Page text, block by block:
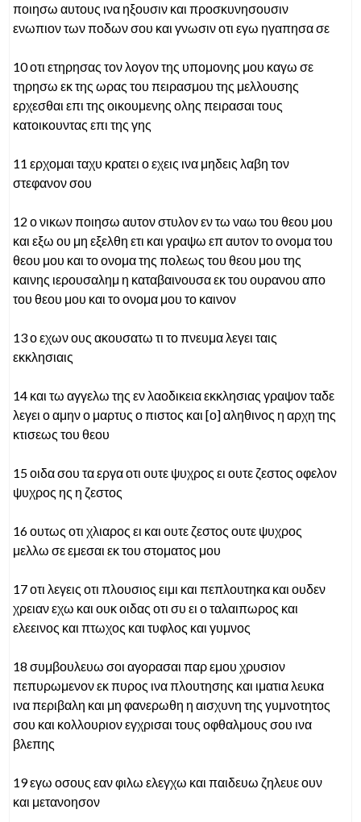
ποιησω αυτους ινα ηξουσιν και προσκυνησουσιν
ενωπιον των ποδων σου και γνωσιν οτι εγω ηγαπησα σε
10 οτι ετηρησας τον λογον της υπομονης μου καγω σε
τηρησω εκ της ωρας του πειρασμου της μελλουσης
ερχεσθαι επι της οικουμενης ολης πειρασαι τους
κατοικουντας επι της γης
11 ερχομαι ταχυ κρατει ο εχεις ινα μηδεις λαβη τον
στεφανον σου
12 ο νικων ποιησω αυτον στυλον εν τω ναω του θεου μου
και εξω ου μη εξελθη ετι και γραψω επ αυτον το ονομα του
θεου μου και το ονομα της πολεως του θεου μου της
καινης ιερουσαλημ η καταβαινουσα εκ του ουρανου απο
του θεου μου και το ονομα μου το καινον
13 ο εχων ους ακουσατω τι το πνευμα λεγει ταις
εκκλησιαις
14 και τω αγγελω της εν λαοδικεια εκκλησιας γραψον ταδε
λεγει ο αμην ο μαρτυς ο πιστος και [ο] αληθινος η αρχη της
κτισεως του θεου
15 οιδα σου τα εργα οτι ουτε ψυχρος ει ουτε ζεστος οφελον
ψυχρος ης η ζεστος
16 ουτως οτι χλιαρος ει και ουτε ζεστος ουτε ψυχρος
μελλω σε εμεσαι εκ του στοματος μου
17 οτι λεγεις οτι πλουσιος ειμι και πεπλουτηκα και ουδεν
χρειαν εχω και ουκ οιδας οτι συ ει ο ταλαιπωρος και
ελεεινος και πτωχος και τυφλος και γυμνος
18 συμβουλευω σοι αγορασαι παρ εμου χρυσιον
πεπυρωμενον εκ πυρος ινα πλουτησης και ιματια λευκα
ινα περιβαλη και μη φανερωθη η αισχυνη της γυμνοτητος
σου και κολλουριον εγχρισαι τους οφθαλμους σου ινα
βλεπης
19 εγω οσους εαν φιλω ελεγχω και παιδευω ζηλευε ουν
και μετανοησον